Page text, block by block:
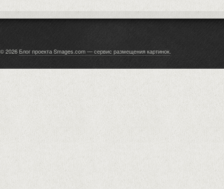
© 2026 Блог проекта Smages.com — сервис размещения картинок.